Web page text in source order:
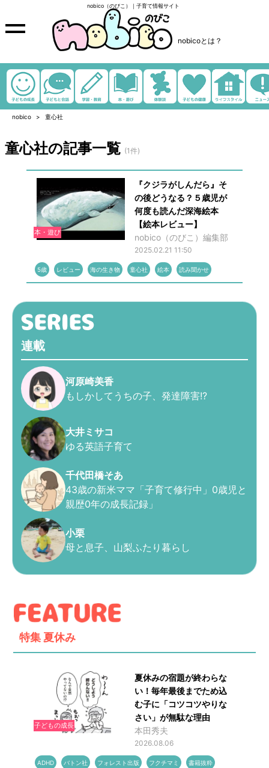
nobico（のびこ）｜子育て情報サイト
nobicoとは？
nobico 童心社
童心社の記事一覧 (1件)
本・遊び
『クジラがしんだら』そ
の後どうなる？５歳児が
何度も読んだ深海絵本
【絵本レビュー】
nobico（のびこ）編集部
2025.02.21 11:50
5歳 レビュー 海の生き物 童心社 絵本 読み聞かせ
連載
河原崎美香
もしかしてうちの子、発達障害!?
大井ミサコ
ゆる英語子育て
千代田橋そあ
43歳の新米ママ「子育て修行中」0歳児と
親歴0年の成長記録」
小栗
母と息子、山梨ふたり暮らし
特集 夏休み
子どもの成長
夏休みの宿題が終わらな
い！毎年最後までため込
む子に「コツコツやりな
さい」が無駄な理由
本田秀夫
2026.08.06
ADHD バトン社 フォレスト出版 フクチマミ 書籍抜粋